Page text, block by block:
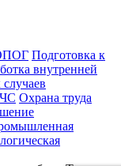
Подготовка к
внутренней
Охрана труда